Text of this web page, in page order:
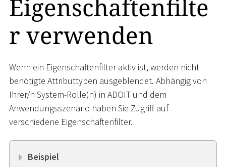
Eigenschaftenfilte
r verwenden
Wenn ein Eigenschaftenfilter aktiv ist, werden nicht
benötigte Attributtypen ausgeblendet. Abhängig von
Ihrer/n System-Rolle(n) in ADOIT und dem
Anwendungsszenario haben Sie Zugriff auf
verschiedene Eigenschaftenfilter.
Beispiel